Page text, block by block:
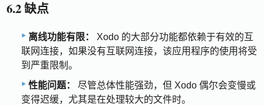
6.2 缺点
离线功能有限：
Xodo 的大部分功能都依赖于有效的互
联网连接，如果没有互联网连接，该应用程序的使用将受
到严重限制。
性能问题：
尽管总体性能强劲，但 Xodo 偶尔会变慢或
变得迟缓，尤其是在处理较大的文件时。